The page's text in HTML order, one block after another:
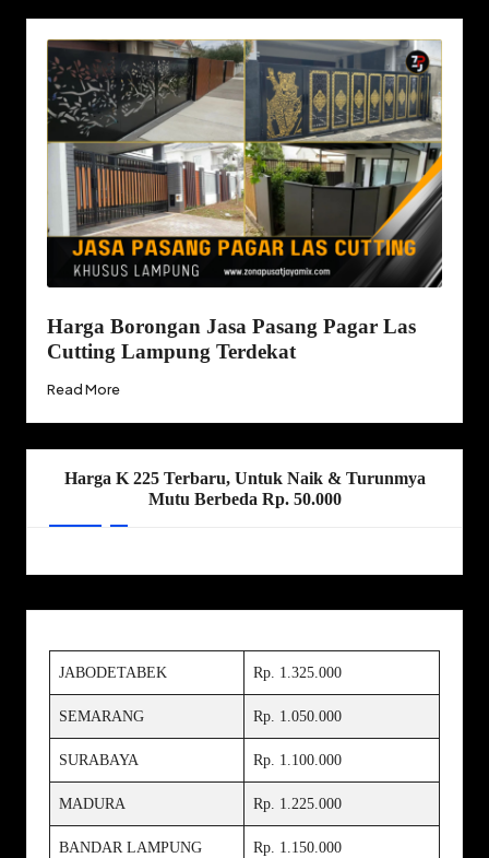
Harga Borongan Jasa Pasang Pagar Las
Cutting Lampung Terdekat
Read More
Harga K 225 Terbaru, Untuk Naik & Turunmya
Mutu Berbeda Rp. 50.000
JABODETABEK Rp. 1.325.000
SEMARANG Rp. 1.050.000
SURABAYA Rp. 1.100.000
MADURA Rp. 1.225.000
BANDAR LAMPUNG Rp. 1.150.000